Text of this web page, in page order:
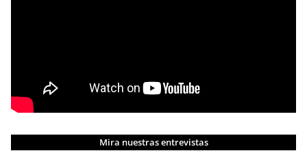
Mira nuestras entrevistas